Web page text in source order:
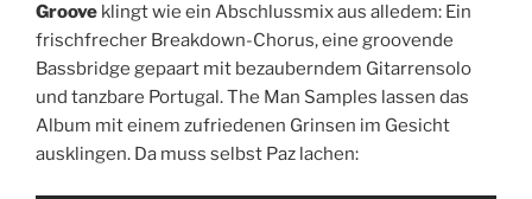
Groove klingt wie ein Abschlussmix aus alledem: Ein
frischfrecher Breakdown-Chorus, eine groovende
Bassbridge gepaart mit bezauberndem Gitarrensolo
und tanzbare Portugal. The Man Samples lassen das
Album mit einem zufriedenen Grinsen im Gesicht
ausklingen. Da muss selbst Paz lachen: